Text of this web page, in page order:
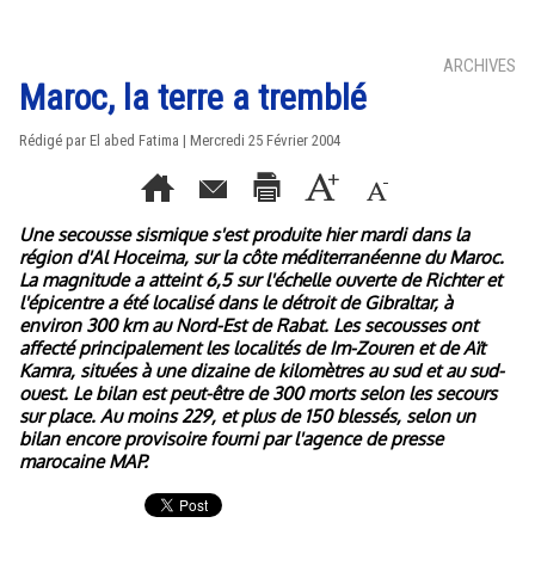
ARCHIVES
Maroc, la terre a tremblé
Rédigé par El abed Fatima | Mercredi 25 Février 2004
Une secousse sismique s'est produite hier mardi dans la
région d'Al Hoceima, sur la côte méditerranéenne du Maroc.
La magnitude a atteint 6,5 sur l'échelle ouverte de Richter et
l'épicentre a été localisé dans le détroit de Gibraltar, à
environ 300 km au Nord-Est de Rabat. Les secousses ont
affecté principalement les localités de Im-Zouren et de Aït
Kamra, situées à une dizaine de kilomètres au sud et au sud-
ouest. Le bilan est peut-être de 300 morts selon les secours
sur place. Au moins 229, et plus de 150 blessés, selon un
bilan encore provisoire fourni par l'agence de presse
marocaine MAP.